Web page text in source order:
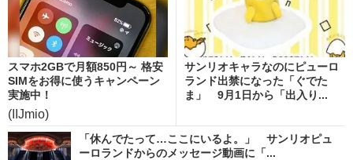
スマホ2GBで月額850円～ 格安
SIMをお得に使うキャンペーン
実施中！
(IIJmio)
サンリオキャラなのにピューロ
ランド出禁になった「ぐでた
ま」 9月1日から「出入り...
「休んでたって…ここにいるよ。」 サンリオピュ
ーロランドからのメッセージ動画に「...